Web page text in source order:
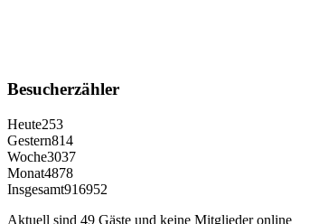
Besucherzähler
Heute253
Gestern814
Woche3037
Monat4878
Insgesamt916952
Aktuell sind 49 Gäste und keine Mitglieder online